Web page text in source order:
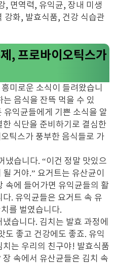
, 면역력, 유익균, 장내 미생
강화, 발효식품, 건강 식습관
, 프로바이오틱스가
미로운 소식이 들려왔습니
음식을 잔뜩 먹을 수 있
유익균들에게 기쁜 소식을 알
식단을 준비하기로 결심한
틱스가 풍부한 음식들로 가
냈습니다. “이건 정말 맛있으
거야.” 요거트는 유산균이
속에 들어가면 유익균들의 활
. 유익균들은 요거트 속 유
를 벌였습니다.
습니다. 김치는 발효 과정에
도 좋고 건강에도 좋죠. 유익
는 우리의 친구야! 발효식품
속에서 유산균들은 김치 속